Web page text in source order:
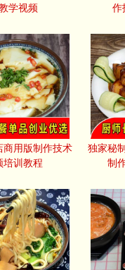
学视频
作
商用版制作技术
培训教程
独家秘
制